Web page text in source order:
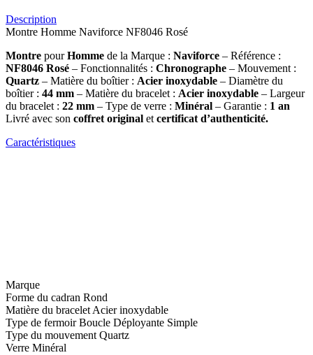
Description
Montre Homme Naviforce NF8046 Rosé
Montre pourHomme de la Marque : Naviforce – Référence :
NF8046 Rosé – Fonctionnalités : Chronographe – Mouvement :
Quartz – Matière du boîtier : Acier inoxydable – Diamètre du
boîtier : 44 mm – Matière du bracelet : Acier inoxydable – Largeur
du bracelet : 22 mm – Type de verre : Minéral – Garantie : 1 an
Livré avec son coffret original et certificat d’authenticité.
Caractéristiques
Marque
Forme du cadran Rond
Matière du bracelet Acier inoxydable
Type de fermoir Boucle Déployante Simple
Type du mouvement Quartz
Verre Minéral